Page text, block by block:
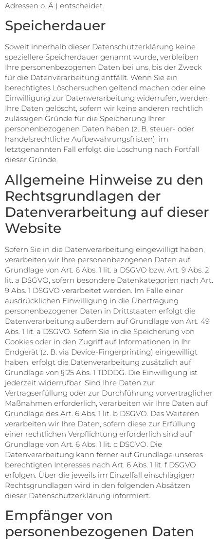
Adressen o. Ä.) entscheidet.
Speicherdauer
Soweit innerhalb dieser Datenschutzerklärung keine
speziellere Speicherdauer genannt wurde, verbleiben
Ihre personenbezogenen Daten bei uns, bis der Zweck
für die Datenverarbeitung entfällt. Wenn Sie ein
berechtigtes Löschersuchen geltend machen oder eine
Einwilligung zur Datenverarbeitung widerrufen, werden
Ihre Daten gelöscht, sofern wir keine anderen rechtlich
zulässigen Gründe für die Speicherung Ihrer
personenbezogenen Daten haben (z. B. steuer- oder
handelsrechtliche Aufbewahrungsfristen); im
letztgenannten Fall erfolgt die Löschung nach Fortfall
dieser Gründe.
Allgemeine Hinweise zu den
Rechtsgrundlagen der
Datenverarbeitung auf dieser
Website
Sofern Sie in die Datenverarbeitung eingewilligt haben,
verarbeiten wir Ihre personenbezogenen Daten auf
Grundlage von Art. 6 Abs. 1 lit. a DSGVO bzw. Art. 9 Abs. 2
lit. a DSGVO, sofern besondere Datenkategorien nach Art.
9 Abs. 1 DSGVO verarbeitet werden. Im Falle einer
ausdrücklichen Einwilligung in die Übertragung
personenbezogener Daten in Drittstaaten erfolgt die
Datenverarbeitung außerdem auf Grundlage von Art. 49
Abs. 1 lit. a DSGVO. Sofern Sie in die Speicherung von
Cookies oder in den Zugriff auf Informationen in Ihr
Endgerät (z. B. via Device-Fingerprinting) eingewilligt
haben, erfolgt die Datenverarbeitung zusätzlich auf
Grundlage von § 25 Abs. 1 TDDDG. Die Einwilligung ist
jederzeit widerrufbar. Sind Ihre Daten zur
Vertragserfüllung oder zur Durchführung vorvertraglicher
Maßnahmen erforderlich, verarbeiten wir Ihre Daten auf
Grundlage des Art. 6 Abs. 1 lit. b DSGVO. Des Weiteren
verarbeiten wir Ihre Daten, sofern diese zur Erfüllung
einer rechtlichen Verpflichtung erforderlich sind auf
Grundlage von Art. 6 Abs. 1 lit. c DSGVO. Die
Datenverarbeitung kann ferner auf Grundlage unseres
berechtigten Interesses nach Art. 6 Abs. 1 lit. f DSGVO
erfolgen. Über die jeweils im Einzelfall einschlägigen
Rechtsgrundlagen wird in den folgenden Absätzen
dieser Datenschutzerklärung informiert.
Empfänger von
personenbezogenen Daten